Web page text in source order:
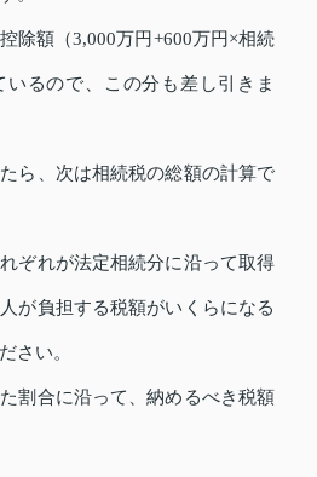
除額（3,000万円+600万円×相続
いるので、この分も差し引きま
ら、次は相続税の総額の計算で
ぞれが法定相続分に沿って取得
が負担する税額がいくらになる
さい。
割合に沿って、納めるべき税額